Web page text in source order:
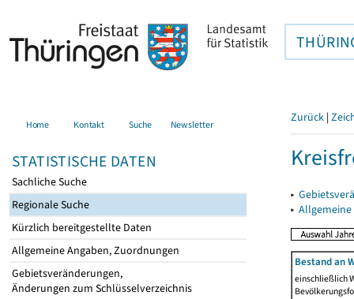
Home Kontakt Suche Newsletter
STATISTISCHE DATEN
Sachliche Suche
Regionale Suche
Kürzlich bereitgestellte Daten
Allgemeine Angaben, Zuordnungen
Gebietsveränderungen,
Änderungen zum Schlüsselverzeichnis
Zurück |
▸
▸
Bestand an
einschließlich